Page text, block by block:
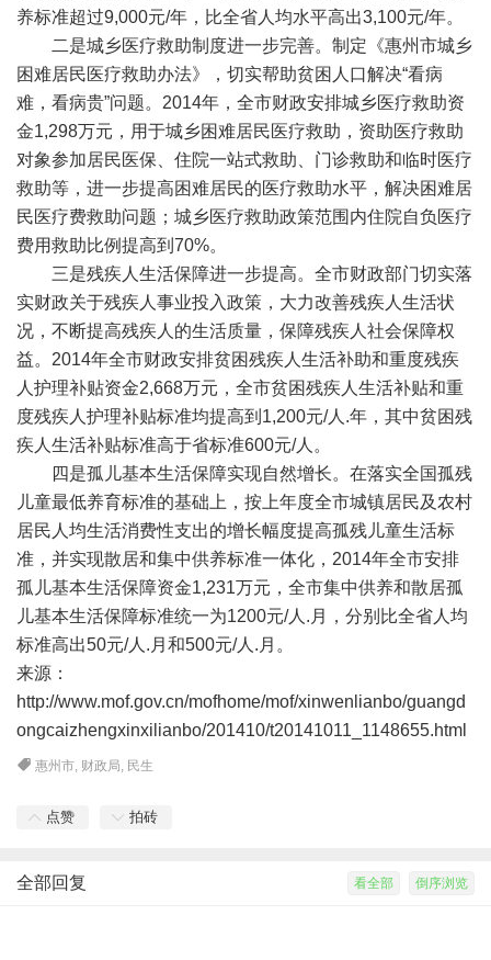
养标准超过9,000元/年，比全省人均水平高出3,100元/年。
二是城乡医疗救助制度进一步完善。制定《惠州市城乡
困难居民医疗救助办法》，切实帮助贫困人口解决“看病
难，看病贵”问题。2014年，全市财政安排城乡医疗救助资
金1,298万元，用于城乡困难居民医疗救助，资助医疗救助
对象参加居民医保、住院一站式救助、门诊救助和临时医疗
救助等，进一步提高困难居民的医疗救助水平，解决困难居
民医疗费救助问题；城乡医疗救助政策范围内住院自负医疗
费用救助比例提高到70%。
三是残疾人生活保障进一步提高。全市财政部门切实落
实财政关于残疾人事业投入政策，大力改善残疾人生活状
况，不断提高残疾人的生活质量，保障残疾人社会保障权
益。2014年全市财政安排贫困残疾人生活补助和重度残疾
人护理补贴资金2,668万元，全市贫困残疾人生活补贴和重
度残疾人护理补贴标准均提高到1,200元/人.年，其中贫困残
疾人生活补贴标准高于省标准600元/人。
四是孤儿基本生活保障实现自然增长。在落实全国孤残
儿童最低养育标准的基础上，按上年度全市城镇居民及农村
居民人均生活消费性支出的增长幅度提高孤残儿童生活标
准，并实现散居和集中供养标准一体化，2014年全市安排
孤儿基本生活保障资金1,231万元，全市集中供养和散居孤
儿基本生活保障标准统一为1200元/人.月，分别比全省人均
标准高出50元/人.月和500元/人.月。
来源：
http://www.mof.gov.cn/mofhome/mof/xinwenlianbo/guangd
ongcaizhengxinxilianbo/201410/t20141011_1148655.html
惠州市, 财政局, 民生
点赞 拍砖
倒序浏览
看全部
全部回复